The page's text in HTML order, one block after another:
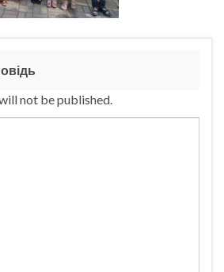
not be published.